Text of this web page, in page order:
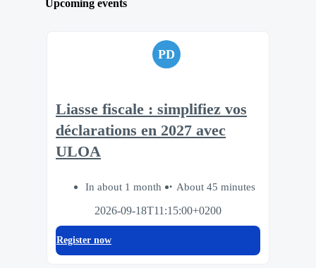
Upcoming events
PD
Liasse fiscale : simplifiez vos
déclarations en 2027 avec
ULOA
In about 1 month
About 45 minutes
2026-09-18T11:15:00+0200
Register now